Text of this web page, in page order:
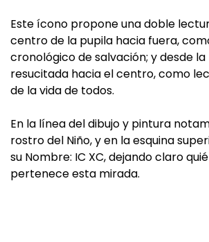
Este ícono propone una doble
centro de la pupila hacia fuera,
cronológico de salvación; y desde
resucitada hacia el centro, como
de la vida de todos.
En la línea del dibujo y pintura
rostro del Niño, y en la esquina
su Nombre: IC XC, dejando claro
pertenece esta mirada.